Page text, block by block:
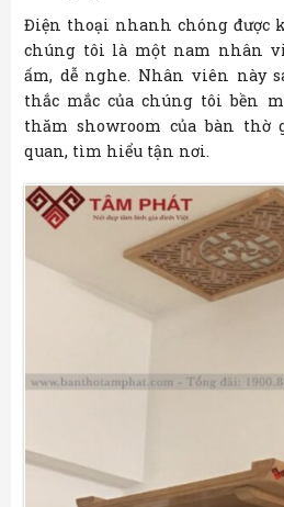
Điện thoại nhanh chóng được
chúng tôi là một nam nhân
ấm, dễ nghe. Nhân viên này
thắc mắc của chúng tôi bền
thăm showroom của bàn thờ
quan, tìm hiểu tận nơi.